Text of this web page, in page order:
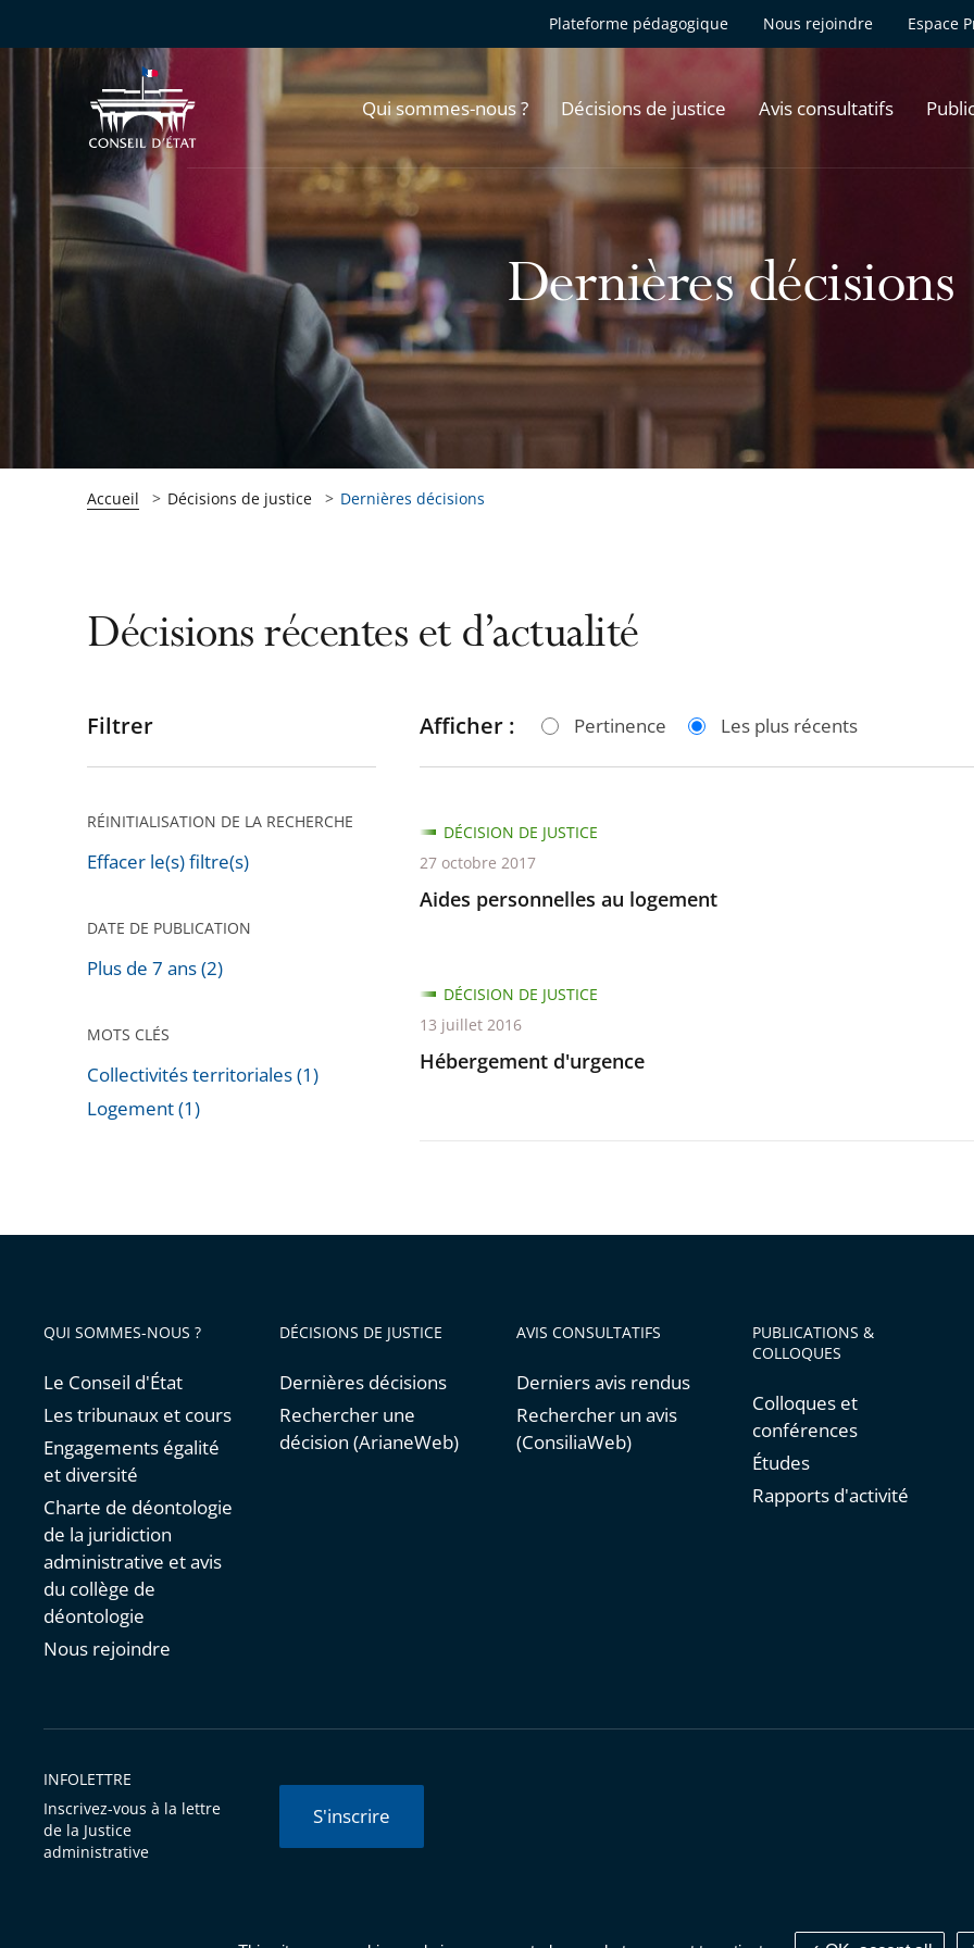
Plateforme pédagogique Nous rejoindre Espace
Qui sommes-nous ? Décisions de justice Avis consultatifs
Dernières décisions
Accueil Décisions de justice Dernières décisions
Décisions récentes et d’actualité
Passer
pour
après
Filtrer
RÉINITIALISATION DE LA RECHERCHE
Effacer le(s) filtre(s)
DATE DE PUBLICATION
Plus de 7 ans (2)
MOTS CLÉS
Collectivités territoriales (1)
Logement (1)
Afficher : Pertinence Les plus récents
Aides personnelles au logement
DÉCISION DE JUSTICE
27 octobre 2017
Hébergement d'urgence
DÉCISION DE JUSTICE
13 juillet 2016
QUI SOMMES-NOUS ?
Le Conseil d'État
Les tribunaux et cours
Engagements égalité
et diversité
Charte de déontologie
de la juridiction
administrative et avis
du collège de
déontologie
Nous rejoindre
DÉCISIONS DE JUSTICE
Dernières décisions
Rechercher une
décision (ArianeWeb)
AVIS CONSULTATIFS
Derniers avis rendus
Rechercher un avis
(ConsiliaWeb)
PUBLICATIONS &
COLLOQUES
Colloques et
conférences
Études
Rapports d'activité
INFOLETTRE
Inscrivez-vous à la lettre
de la Justice
administrative
S'inscrire
Publications administratives-Accessibilité :